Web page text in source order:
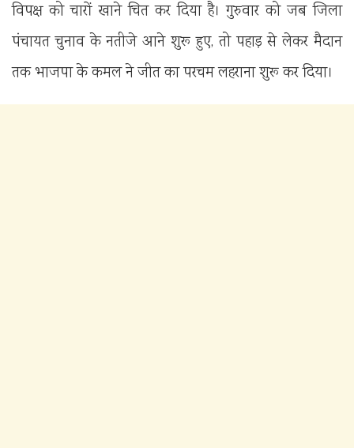
विपक्ष को चारों खाने चित कर दिया है। गुरुवार को जब जिला
पंचायत चुनाव के नतीजे आने शुरू हुए, तो पहाड़ से लेकर मैदान
तक भाजपा के कमल ने जीत का परचम लहराना शुरू कर दिया।